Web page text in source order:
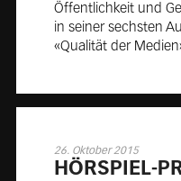
Öffentlichkeit und
in seiner sechsten
«Qualität der
26. Oktober 2015
HÖR­SPIEL-